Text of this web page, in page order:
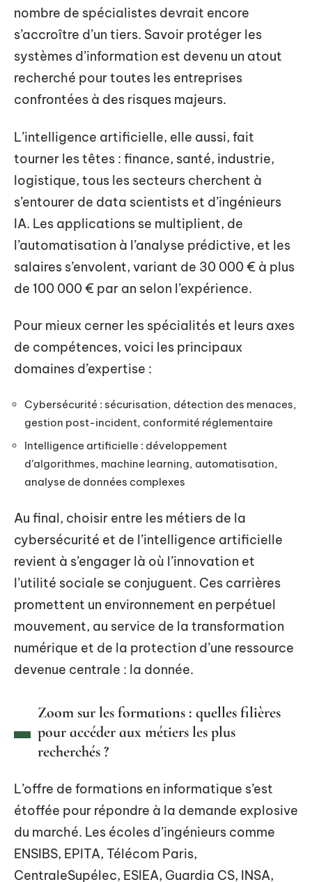
nombre de spécialistes devrait encore
s’accroître d’un tiers. Savoir protéger les
systèmes d’information est devenu un atout
recherché pour toutes les entreprises
confrontées à des risques majeurs.
L’intelligence artificielle, elle aussi, fait
tourner les têtes : finance, santé, industrie,
logistique, tous les secteurs cherchent à
s’entourer de data scientists et d’ingénieurs
IA. Les applications se multiplient, de
l’automatisation à l’analyse prédictive, et les
salaires s’envolent, variant de 30 000 € à plus
de 100 000 € par an selon l’expérience.
Pour mieux cerner les spécialités et leurs axes
de compétences, voici les principaux
domaines d’expertise :
Cybersécurité : sécurisation, détection des menaces,
gestion post-incident, conformité réglementaire
Intelligence artificielle : développement
d’algorithmes, machine learning, automatisation,
analyse de données complexes
Au final, choisir entre les métiers de la
cybersécurité et de l’intelligence artificielle
revient à s’engager là où l’innovation et
l’utilité sociale se conjuguent. Ces carrières
promettent un environnement en perpétuel
mouvement, au service de la transformation
numérique et de la protection d’une ressource
devenue centrale : la donnée.
Zoom sur les formations : quelles filières
pour accéder aux métiers les plus
recherchés ?
L’offre de formations en informatique s’est
étoffée pour répondre à la demande explosive
du marché. Les écoles d’ingénieurs comme
ENSIBS, EPITA, Télécom Paris,
CentraleSupélec, ESIEA, Guardia CS, INSA,